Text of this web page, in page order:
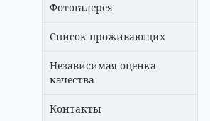
Фотогалерея
Список проживающих
Независимая оценка
качества
Контакты